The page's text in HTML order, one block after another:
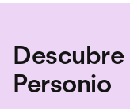
Personio